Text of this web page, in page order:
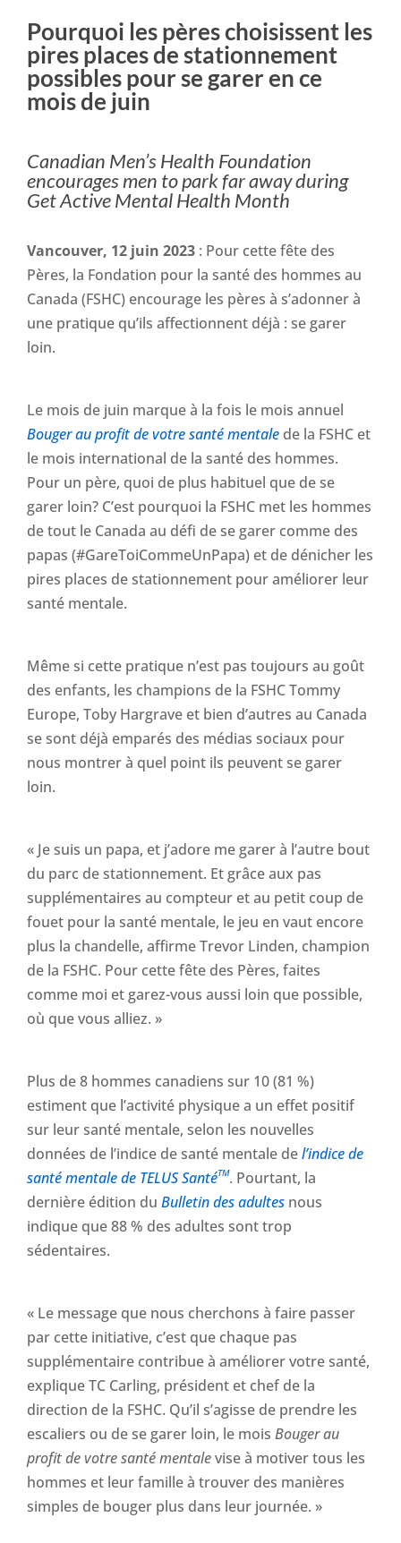
Pourquoi les pères choisissent les
pires places de stationnement
possibles pour se garer en ce
mois de juin
Canadian Men’s Health Foundation
encourages men to park far away during
Get Active Mental Health Month
Vancouver, 12 juin 2023 : Pour cette fête des
Pères, la Fondation pour la santé des hommes au
Canada (FSHC) encourage les pères à s’adonner à
une pratique qu’ils affectionnent déjà : se garer
loin.
Le mois de juin marque à la fois le mois annuel
Bouger au profit de votre santé mentale de la FSHC et
le mois international de la santé des hommes.
Pour un père, quoi de plus habituel que de se
garer loin? C’est pourquoi la FSHC met les hommes
de tout le Canada au défi de se garer comme des
papas (#GareToiCommeUnPapa) et de dénicher les
pires places de stationnement pour améliorer leur
santé mentale.
Même si cette pratique n’est pas toujours au goût
des enfants, les champions de la FSHC Tommy
Europe, Toby Hargrave et bien d’autres au Canada
se sont déjà emparés des médias sociaux pour
nous montrer à quel point ils peuvent se garer
loin.
« Je suis un papa, et j’adore me garer à l’autre bout
du parc de stationnement. Et grâce aux pas
supplémentaires au compteur et au petit coup de
fouet pour la santé mentale, le jeu en vaut encore
plus la chandelle, affirme Trevor Linden, champion
de la FSHC. Pour cette fête des Pères, faites
comme moi et garez-vous aussi loin que possible,
où que vous alliez. »
Plus de 8 hommes canadiens sur 10 (81 %)
estiment que l’activité physique a un effet positif
sur leur santé mentale, selon les nouvelles
données de l’indice de santé mentale del’indice de
santé mentale de TELUS SantéTM. Pourtant, la
dernière édition duBulletin des adultes nous
indique que 88 % des adultes sont trop
sédentaires.
« Le message que nous cherchons à faire passer
par cette initiative, c’est que chaque pas
supplémentaire contribue à améliorer votre santé,
explique TC Carling, président et chef de la
direction de la FSHC. Qu’il s’agisse de prendre les
escaliers ou de se garer loin, le moisBouger au
profit de votre santé mentalevise à motiver tous les
hommes et leur famille à trouver des manières
simples de bouger plus dans leur journée. »